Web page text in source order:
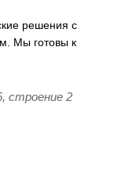
решения с
Мы готовы к
строение 2